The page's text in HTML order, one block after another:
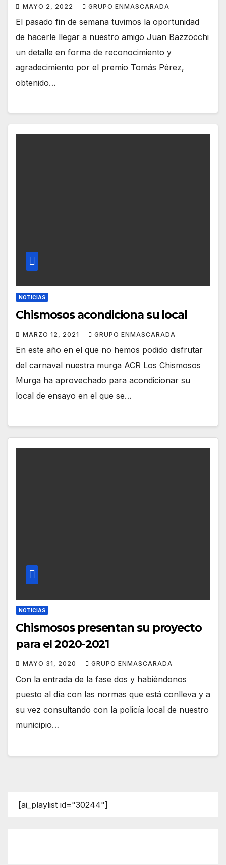
MAYO 2, 2022 GRUPO ENMASCARADA
El pasado fin de semana tuvimos la oportunidad
de hacerle llegar a nuestro amigo Juan Bazzocchi
un detalle en forma de reconocimiento y
agradecimiento por el premio Tomás Pérez,
obtenido…
NOTICIAS
Chismosos acondiciona su local
MARZO 12, 2021 GRUPO ENMASCARADA
En este año en el que no hemos podido disfrutar
del carnaval nuestra murga ACR Los Chismosos
Murga ha aprovechado para acondicionar su
local de ensayo en el que se…
NOTICIAS
Chismosos presentan su proyecto
para el 2020-2021
MAYO 31, 2020 GRUPO ENMASCARADA
Con la entrada de la fase dos y habiéndonos
puesto al día con las normas que está conlleva y a
su vez consultando con la policía local de nuestro
municipio…
[ai_playlist id="30244"]